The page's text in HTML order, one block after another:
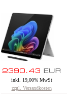
inkl. 19,00% MwSt
zzgl. Versandkosten